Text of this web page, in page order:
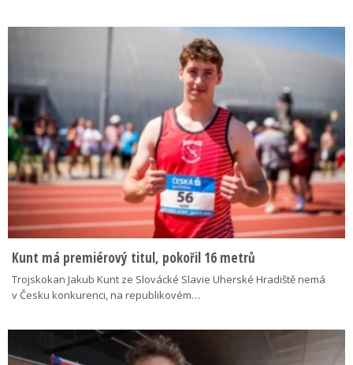
Kunt má premiérový titul, pokořil 16 metrů
Trojskokan Jakub Kunt ze Slovácké Slavie Uherské Hradiště nemá
v Česku konkurenci, na republikovém…